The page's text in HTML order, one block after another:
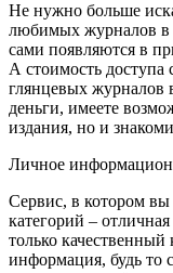
Не нужно больше
любимых журналов в
сами появляются в
А стоимость доступа
глянцевых журналов
деньги, имеете
издания, но и
Личное
Сервис, в котором
категорий –
только качественный
информация, будь то